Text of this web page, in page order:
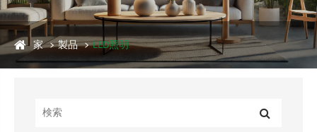
家 製品 LED照明